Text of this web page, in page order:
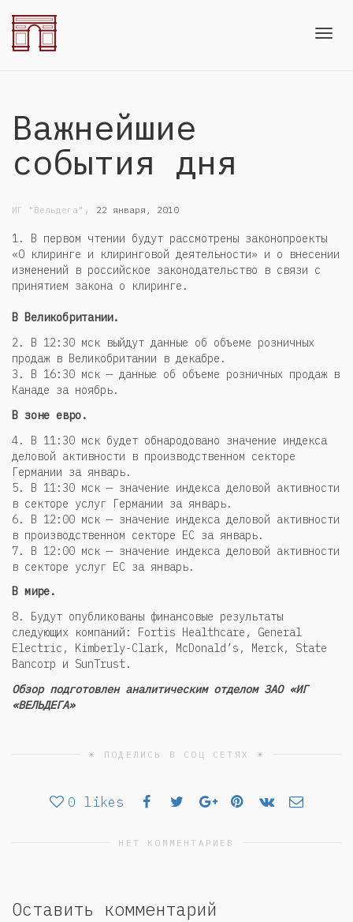
Важнейшие
события дня
ИГ "Вельдега" , 22 января, 2010
1. В первом чтении будут рассмотрены законопроекты
«О клиринге и клиринговой деятельности» и о внесении
изменений в российское законодательство в связи с
принятием закона о клиринге.
В Великобритании.
2. В 12:30 мск выйдут данные об объеме розничных
продаж в Великобритании в декабре.
3. В 16:30 мск — данные об объеме розничных продаж в
Канаде за ноябрь.
В зоне евро.
4. В 11:30 мск будет обнародовано значение индекса
деловой активности в производственном секторе
Германии за январь.
5. В 11:30 мск — значение индекса деловой активности
в секторе услуг Германии за январь.
6. В 12:00 мск — значение индекса деловой активности
в производственном секторе ЕС за январь.
7. В 12:00 мск — значение индекса деловой активности
в секторе услуг ЕС за январь.
В мире.
8. Будут опубликованы финансовые результаты
следующих компаний: Fortis Healthcare, General
Electric, Kimberly-Clark, McDonald’s, Merck, State
Bancorp и SunTrust.
Обзор подготовлен аналитическим отделом ЗАО «ИГ
«ВЕЛЬДЕГА»
☀ ПОДЕЛИСЬ В СОЦ СЕТЯХ ☀
0 likes
НЕТ КОММЕНТАРИЕВ
Оставить комментарий